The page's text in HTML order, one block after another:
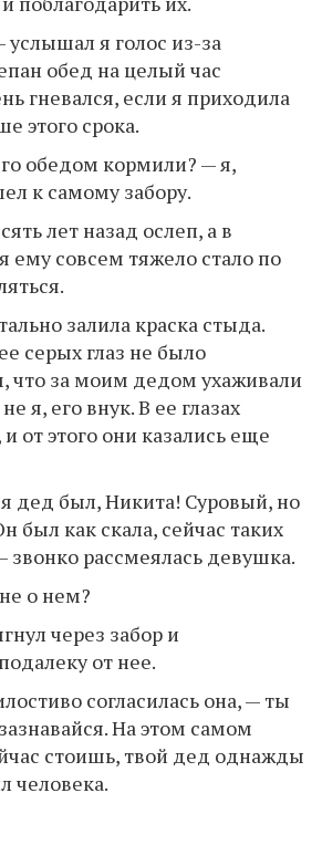
я голос из-за
обед на целый час
гневался, если я приходила
этого срока.
обедом кормили? — я,
к самому забору.
лет назад ослеп, а в
ему совсем тяжело стало по
залила краска стыда.
серых глаз не было
что за моим дедом ухаживали
я, его внук. В ее глазах
от этого они казались еще
дед был, Никита! Суровый, но
был как скала, сейчас таких
звонко рассмеялась девушка.
о нем?
через забор и
от нее.
согласилась она, — ты
На этом самом
стоишь, твой дед однажды
человека.